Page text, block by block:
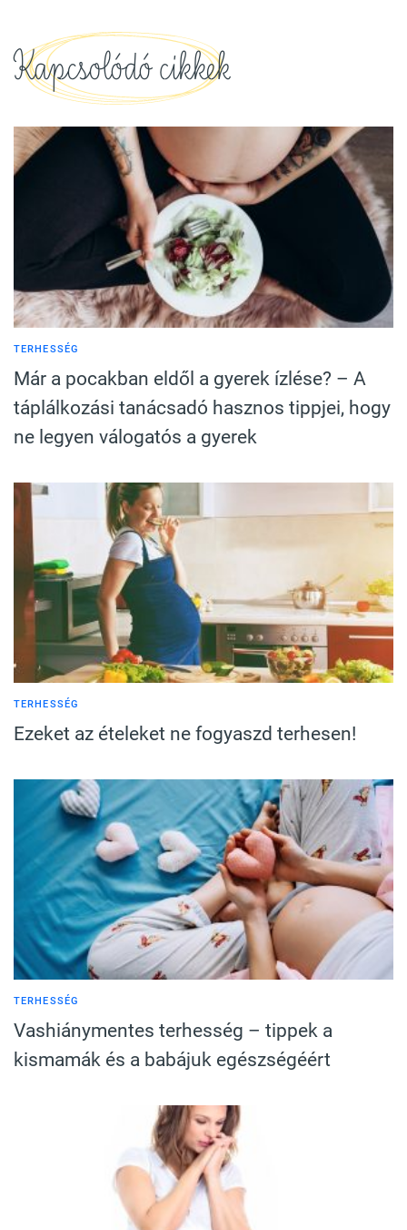
Kapcsolódó cikkek
TERHESSÉG
Már a pocakban eldől a gyerek ízlése? – A
táplálkozási tanácsadó hasznos tippjei, hogy
ne legyen válogatós a gyerek
TERHESSÉG
Ezeket az ételeket ne fogyaszd terhesen!
TERHESSÉG
Vashiánymentes terhesség – tippek a
kismamák és a babájuk egészségéért